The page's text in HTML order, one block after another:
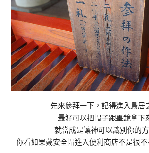
先來參拜一下，記得進入鳥居
最好可以把帽子跟墨鏡拿下
就當成是讓神可以識別你的方
你看如果戴安全帽進入便利商店不是很不